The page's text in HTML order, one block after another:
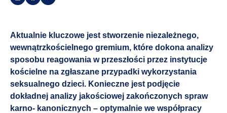
Aktualnie kluczowe jest stworzenie niezależnego,
wewnątrzkościelnego gremium, które dokona analizy
sposobu reagowania w przeszłości przez instytucje
kościelne na zgłaszane przypadki wykorzystania
seksualnego dzieci. Konieczne jest podjęcie
dokładnej analizy jakościowej zakończonych spraw
karno- kanonicznych – optymalnie we współpracy